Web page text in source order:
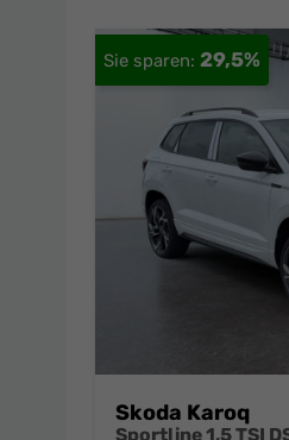
Neuwagen
und
deutsche
Fahrzeuge
Top-
Preisen
29,5%
Skoda Karoq